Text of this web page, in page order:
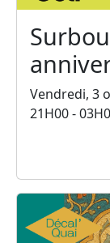
Vendredi, 3
21H00 -